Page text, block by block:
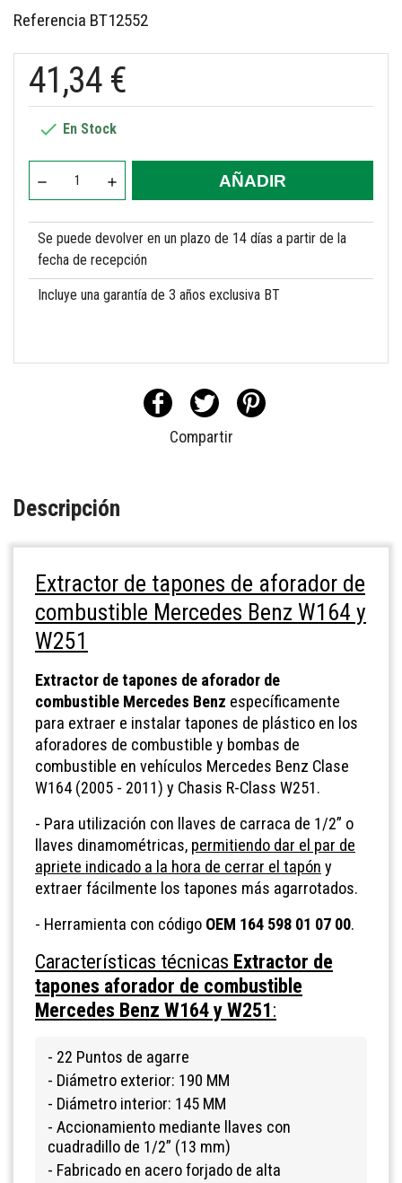
Referencia BT12552
41,34 €
 En Stock
AÑADIR
Se puede devolver en un plazo de 14 días a partir de la
fecha de recepción
Incluye una garantía de 3 años exclusiva BT
Compartir
Descripción
Extractor de tapones de aforador de
combustible Mercedes Benz W164 y
W251
Extractor de tapones de aforador de
combustible Mercedes Benz específicamente
para extraer e instalar tapones de plástico en los
aforadores de combustible y bombas de
combustible en vehículos Mercedes Benz Clase
W164 (2005 - 2011) y Chasis R-Class W251.
- Para utilización con llaves de carraca de 1/2” o
llaves dinamométricas, permitiendo dar el par de
apriete indicado a la hora de cerrar el tapón y
extraer fácilmente los tapones más agarrotados.
- Herramienta con código OEM 164 598 01 07 00.
Características técnicas Extractor de
tapones aforador de combustible
Mercedes Benz W164 y W251:
- 22 Puntos de agarre
- Diámetro exterior: 190 MM
- Diámetro interior: 145 MM
- Accionamiento mediante llaves con
cuadradillo de 1/2” (13 mm)
- Fabricado en acero forjado de alta